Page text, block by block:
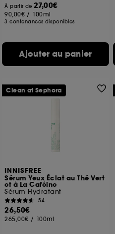
À partir de27,00€
90,00€ / 100ml
3 contenances disponibles
Ajouter au panier
INNISFREE
Sérum Yeux Éclat au Thé Vert
et à La Caféine
Sérum Hydratant
54
26,50€
265,00€ / 100ml
Clean at Sephora